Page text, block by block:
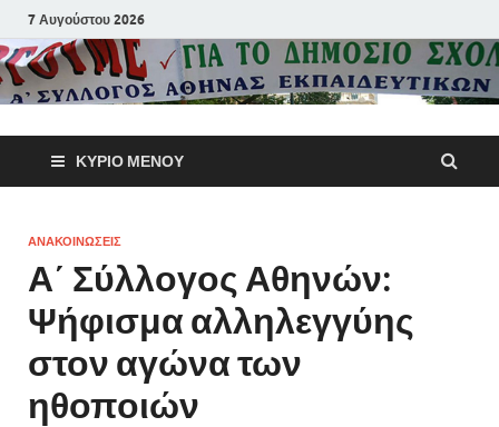
7 Αυγούστου 2026
Α΄
Αθηνών
Π.Ε.
ΚΎΡΙΟ ΜΕΝΟΎ
ΑΝΑΚΟΙΝΩΣΕΙΣ
Α΄ Σύλλογος Αθηνών:
Ψήφισμα αλληλεγγύης
στον αγώνα των
ηθοποιών